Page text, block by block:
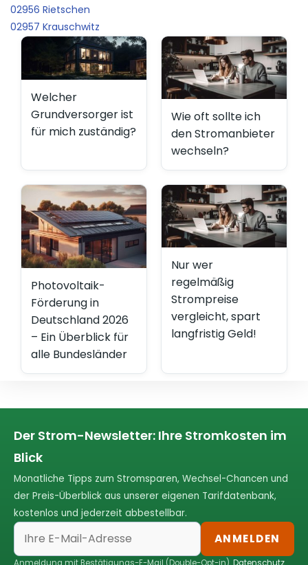
02956 Rietschen
02957 Krauschwitz
Welcher
Grundversorger ist
für mich zuständig?
Wie oft sollte ich
den Stromanbieter
wechseln?
Photovoltaik-
Förderung in
Deutschland 2026
– Ein Überblick für
alle Bundesländer
Nur wer
regelmäßig
Strompreise
vergleicht, spart
langfristig Geld!
Der Strom-Newsletter: Ihre Stromkosten im
Blick
Monatliche Tipps zum Stromsparen, Wechsel-Chancen und
der Preis-Überblick aus unserer eigenen Tarifdatenbank,
kostenlos und jederzeit abbestellbar.
ANMELDEN